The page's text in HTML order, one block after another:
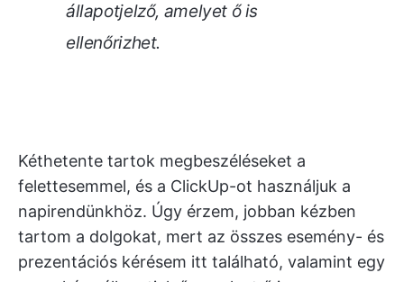
állapotjelző, amelyet ő is
ellenőrizhet.
Kéthetente tartok megbeszéléseket a
felettesemmel, és a ClickUp-ot használjuk a
napirendünkhöz. Úgy érzem, jobban kézben
tartom a dolgokat, mert az összes esemény- és
prezentációs kérésem itt található, valamint egy